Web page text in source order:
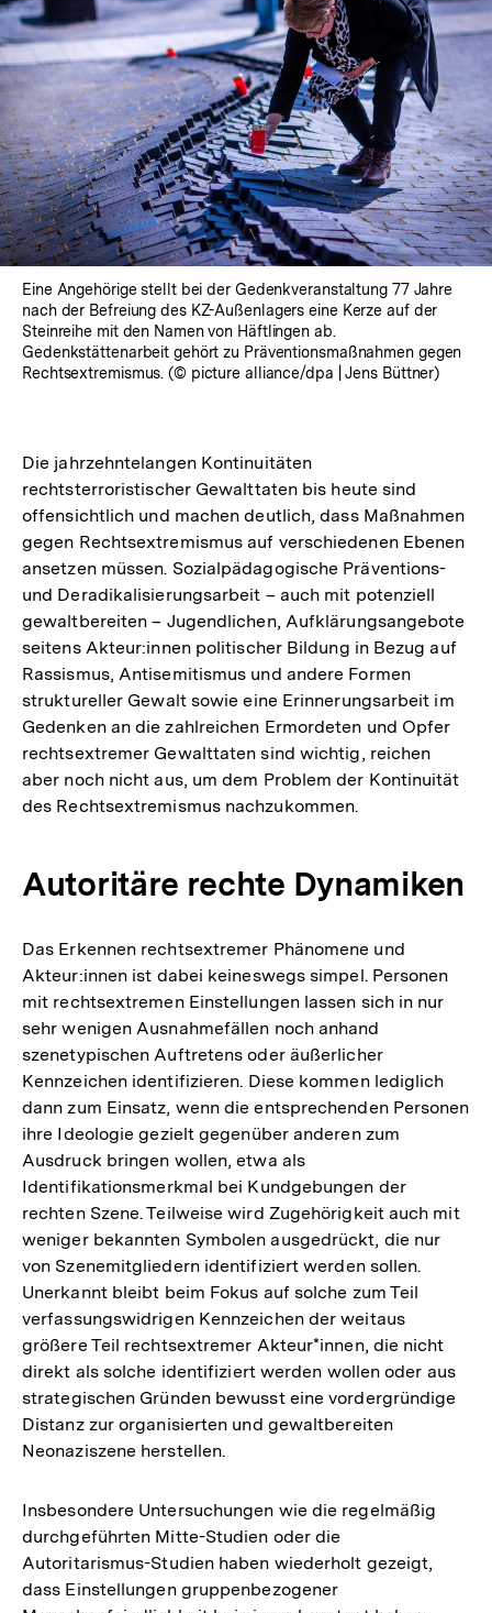
Eine Angehörige stellt bei der Gedenkveranstaltung 77 Jahre
nach der Befreiung des KZ-Außenlagers eine Kerze auf der
Steinreihe mit den Namen von Häftlingen ab.
Gedenkstättenarbeit gehört zu Präventionsmaßnahmen gegen
Rechtsextremismus. (© picture alliance/dpa | Jens Büttner)
Die jahrzehntelangen Kontinuitäten
rechtsterroristischer Gewalttaten bis heute sind
offensichtlich und machen deutlich, dass Maßnahmen
gegen Rechtsextremismus auf verschiedenen Ebenen
ansetzen müssen. Sozialpädagogische Präventions-
und Deradikalisierungsarbeit – auch mit potenziell
gewaltbereiten – Jugendlichen, Aufklärungsangebote
seitens Akteur:innen politischer Bildung in Bezug auf
Rassismus, Antisemitismus und andere Formen
struktureller Gewalt sowie eine Erinnerungsarbeit im
Gedenken an die zahlreichen Ermordeten und Opfer
rechtsextremer Gewalttaten sind wichtig, reichen
aber noch nicht aus, um dem Problem der Kontinuität
des Rechtsextremismus nachzukommen.
Autoritäre rechte Dynamiken
Das Erkennen rechtsextremer Phänomene und
Akteur:innen ist dabei keineswegs simpel. Personen
mit rechtsextremen Einstellungen lassen sich in nur
sehr wenigen Ausnahmefällen noch anhand
szenetypischen Auftretens oder äußerlicher
Kennzeichen identifizieren. Diese kommen lediglich
dann zum Einsatz, wenn die entsprechenden Personen
ihre Ideologie gezielt gegenüber anderen zum
Ausdruck bringen wollen, etwa als
Identifikationsmerkmal bei Kundgebungen der
rechten Szene. Teilweise wird Zugehörigkeit auch mit
weniger bekannten Symbolen ausgedrückt, die nur
von Szenemitgliedern identifiziert werden sollen.
Unerkannt bleibt beim Fokus auf solche zum Teil
verfassungswidrigen Kennzeichen der weitaus
größere Teil rechtsextremer Akteur*innen, die nicht
direkt als solche identifiziert werden wollen oder aus
strategischen Gründen bewusst eine vordergründige
Distanz zur organisierten und gewaltbereiten
Neonaziszene herstellen.
Insbesondere Untersuchungen wie die regelmäßig
durchgeführten Mitte-Studien oder die
Autoritarismus-Studien haben wiederholt gezeigt,
dass Einstellungen gruppenbezogener